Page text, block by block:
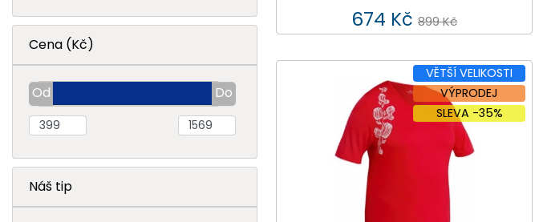
Cena (Kč)
Náš tip
674 Kč 899 Kč
VĚTŠÍ VELIKOSTI
VÝPRODEJ
SLEVA -35%